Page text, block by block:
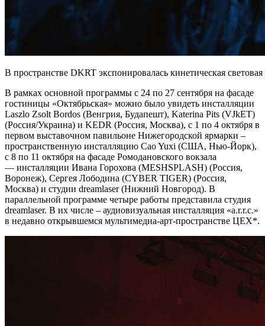
В пространстве DKRT экспонировалась кинетическая
В рамках основной программы с 24 по 27 сентября на фасаде
гостиницы «Октябрьская» можно было увидеть инсталляции
Laszlo Zsolt Bordos (Венгрия, Будапешт), Katerina Pits (VJkET)
(Россия/Украина) и KEDR (Россия, Москва), с 1 по 4 октября в
первом выставочном павильоне Нижегородской ярмарки –
пространственную инсталляцию Cao Yuxi (США, Нью-Йорк),
с 8 по 11 октября на фасаде Ромодановского вокзала
— инсталляции Ивана Горохова (MESHSPLASH) (Россия,
Воронеж), Сергея Лободина (CYBER TIGER) (Россия,
Москва) и студии dreamlaser (Нижний Новгород). В
параллельной программе четыре работы представила студия
dreamlaser. В их числе – аудиовизуальная инсталляция «a.r.r.c.»
в недавно открывшемся мультимедиа-арт-пространстве ЦЕХ*.